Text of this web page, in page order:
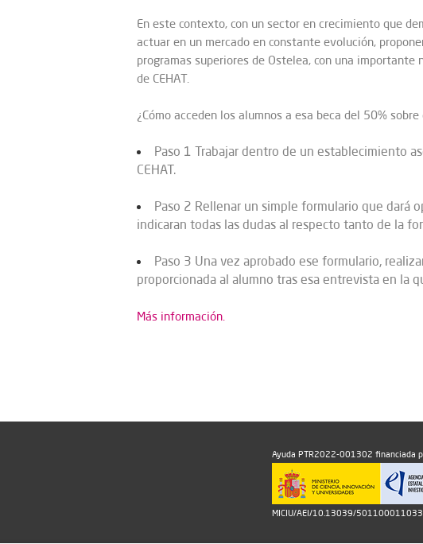
En este contexto, con un sector en crecimiento que
actuar en un mercado en constante evolución,
programas superiores de Ostelea, con una
de CEHAT.
¿Cómo acceden los alumnos a esa beca del 50%
Paso 1 Trabajar dentro de un establecimiento
CEHAT.
Paso 2 Rellenar un simple formulario que dará
indicaran todas las dudas al respecto tanto de la
Paso 3 Una vez aprobado ese formulario,
proporcionada al alumno tras esa entrevista en la
Más información.
Ayuda PTR2022-001302 financiada
MICIU/AEI/10.13039/501100011033